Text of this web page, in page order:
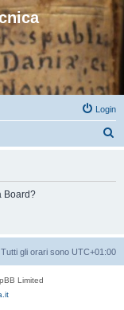
Login
Board?
Tutti gli orari sono UTC+01:00
Limited